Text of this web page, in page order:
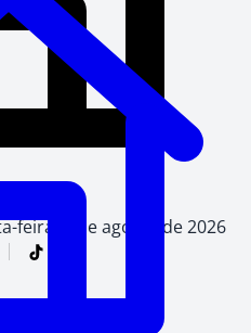
feira, 6 de agosto de 2026